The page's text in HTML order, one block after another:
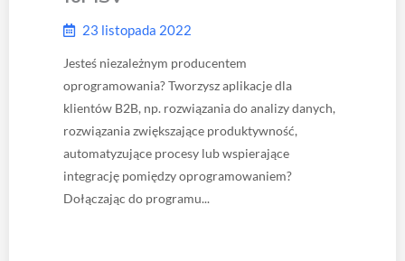
23 listopada 2022
Jesteś niezależnym producentem
oprogramowania? Tworzysz aplikacje dla
klientów B2B, np. rozwiązania do analizy danych,
rozwiązania zwiększające produktywność,
automatyzujące procesy lub wspierające
integrację pomiędzy oprogramowaniem?
Dołączając do programu...